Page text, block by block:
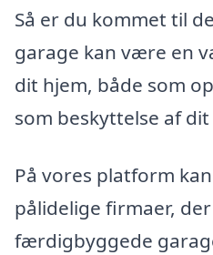
Så er du kommet til
garage kan være en
dit hjem, både som
som beskyttelse af
På vores platform
pålidelige firmaer,
færdigbyggede